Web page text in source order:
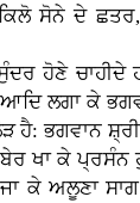
ਸੋਨੇ ਦੇ
ਹੋਣੇ
ਆਦਿ ਲਗਾ ਕੇ
ਹੈ: ਭਗਵਾਨ ਸ਼੍ਰੀ
ਖਾ ਕੇ ਪ੍ਰਸੰਨ
ਜਾ ਕੇ ਅਲੂਣਾ